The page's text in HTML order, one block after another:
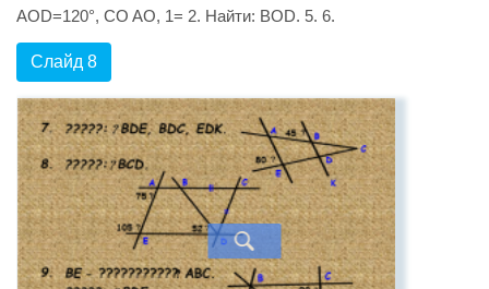
AOD=120°, CO AO, 1= 2. Найти: BOD. 5. 6.
Слайд 8